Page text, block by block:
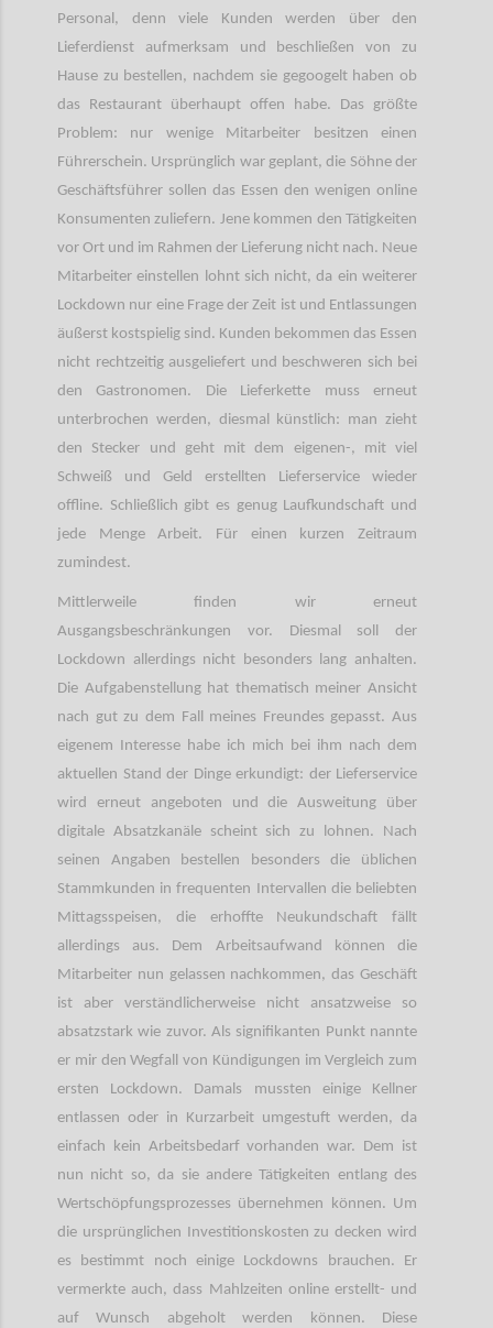
Personal, denn viele Kunden werden über den
Lieferdienst aufmerksam und beschließen von zu
Hause zu bestellen, nachdem sie gegoogelt haben ob
das Restaurant überhaupt offen habe. Das größte
Problem: nur wenige Mitarbeiter besitzen einen
Führerschein. Ursprünglich war geplant, die Söhne der
Geschäftsführer sollen das Essen den wenigen online
Konsumenten zuliefern. Jene kommen den Tätigkeiten
vor Ort und im Rahmen der Lieferung nicht nach. Neue
Mitarbeiter einstellen lohnt sich nicht, da ein weiterer
Lockdown nur eine Frage der Zeit ist und Entlassungen
äußerst kostspielig sind. Kunden bekommen das Essen
nicht rechtzeitig ausgeliefert und beschweren sich bei
den Gastronomen. Die Lieferkette muss erneut
unterbrochen werden, diesmal künstlich: man zieht
den Stecker und geht mit dem eigenen-, mit viel
Schweiß und Geld erstellten Lieferservice wieder
offline. Schließlich gibt es genug Laufkundschaft und
jede Menge Arbeit. Für einen kurzen Zeitraum
zumindest.
Mittlerweile finden wir erneut
Ausgangsbeschränkungen vor. Diesmal soll der
Lockdown allerdings nicht besonders lang anhalten.
Die Aufgabenstellung hat thematisch meiner Ansicht
nach gut zu dem Fall meines Freundes gepasst. Aus
eigenem Interesse habe ich mich bei ihm nach dem
aktuellen Stand der Dinge erkundigt: der Lieferservice
wird erneut angeboten und die Ausweitung über
digitale Absatzkanäle scheint sich zu lohnen. Nach
seinen Angaben bestellen besonders die üblichen
Stammkunden in frequenten Intervallen die beliebten
Mittagsspeisen, die erhoffte Neukundschaft fällt
allerdings aus. Dem Arbeitsaufwand können die
Mitarbeiter nun gelassen nachkommen, das Geschäft
ist aber verständlicherweise nicht ansatzweise so
absatzstark wie zuvor. Als signifikanten Punkt nannte
er mir den Wegfall von Kündigungen im Vergleich zum
ersten Lockdown. Damals mussten einige Kellner
entlassen oder in Kurzarbeit umgestuft werden, da
einfach kein Arbeitsbedarf vorhanden war. Dem ist
nun nicht so, da sie andere Tätigkeiten entlang des
Wertschöpfungsprozesses übernehmen können. Um
die ursprünglichen Investitionskosten zu decken wird
es bestimmt noch einige Lockdowns brauchen. Er
vermerkte auch, dass Mahlzeiten online erstellt- und
auf Wunsch abgeholt werden können. Diese